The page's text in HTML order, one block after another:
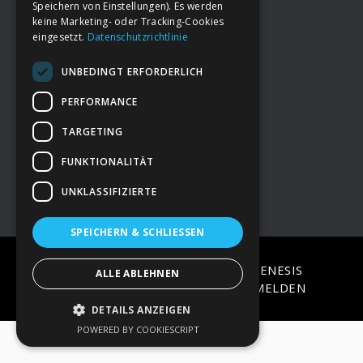
FooterDeine Spende
→ Impressum
→Kontakt zum PAO Team
COPYRIGHT © 2026 · ON
GENESIS
FRAMEWORK·WORDPRESS·ANMELDEN
Speichern von Einstellungen). Es werden
keine Marketing- oder Tracking-Cookies
eingesetzt. Datenschutzrichtlinie
UNBEDINGT ERFORDERLICH
PERFORMANCE
TARGETING
FUNKTIONALITÄT
UNKLASSIFIZIERTE
SPEICHERN & SCHLIESSEN
ALLE ABLEHNEN
DETAILS ANZEIGEN
POWERED BY COOKIESCRIPT